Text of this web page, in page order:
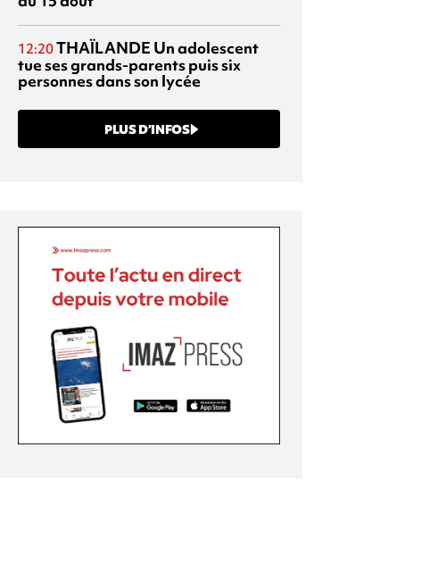
12:20THAÏLANDE Un adolescent
tue ses grands-parents puis six
personnes dans son lycée
PLUS D’INFOS